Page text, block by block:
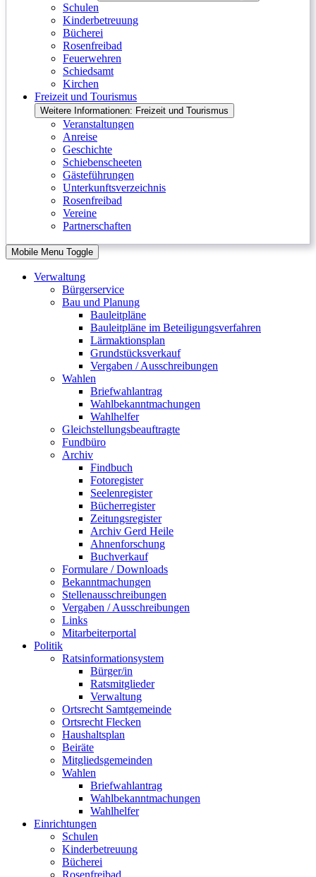
Schulen
Kinderbetreuung
Bücherei
Rosenfreibad
Feuerwehren
Schiedsamt
Kirchen
Freizeit und Tourismus
Weitere Informationen: Freizeit und Tourismus
Veranstaltungen
Anreise
Geschichte
Schiebenscheeten
Gästeführungen
Unterkunftsverzeichnis
Rosenfreibad
Vereine
Partnerschaften
Mobile Menu Toggle
Verwaltung
Bürgerservice
Bau und Planung
Bauleitpläne
Bauleitpläne im Beteiligungsverfahren
Lärmaktionsplan
Grundstücksverkauf
Vergaben / Ausschreibungen
Wahlen
Briefwahlantrag
Wahlbekanntmachungen
Wahlhelfer
Gleichstellungsbeauftragte
Fundbüro
Archiv
Findbuch
Fotoregister
Seelenregister
Bücherregister
Zeitungsregister
Archiv Gerd Heile
Ahnenforschung
Buchverkauf
Formulare / Downloads
Bekanntmachungen
Stellenausschreibungen
Vergaben / Ausschreibungen
Links
Mitarbeiterportal
Politik
Ratsinformationsystem
Bürger/in
Ratsmitglieder
Verwaltung
Ortsrecht Samtgemeinde
Ortsrecht Flecken
Haushaltsplan
Beiräte
Mitgliedsgemeinden
Wahlen
Briefwahlantrag
Wahlbekanntmachungen
Wahlhelfer
Einrichtungen
Schulen
Kinderbetreuung
Bücherei
Rosenfreibad